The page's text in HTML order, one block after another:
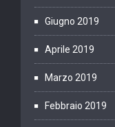
Giugno 2019
Aprile 2019
Marzo 2019
Febbraio 2019